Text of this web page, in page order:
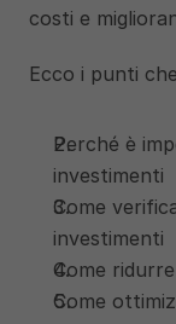
costi e
Ecco i punti
Perché è
investimenti
Come
investimenti
Come
Come